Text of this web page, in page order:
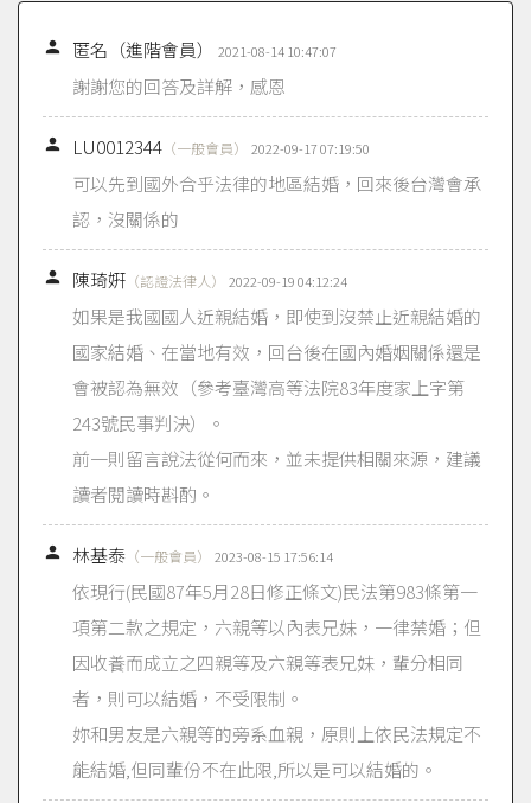
 匿名（進階會員） 2021-08-14 10:47:07
謝謝您的回答及詳解，感恩
 LU0012344 （一般會員） 2022-09-17 07:19:50
可以先到國外合乎法律的地區結婚，回來後台灣會承
認，沒關係的
 陳琦姸 （認證法律人） 2022-09-19 04:12:24
如果是我國國人近親結婚，即使到沒禁止近親結婚的
國家結婚、在當地有效，回台後在國內婚姻關係還是
會被認為無效（參考臺灣高等法院83年度家上字第
243號民事判決）。
前一則留言說法從何而來，並未提供相關來源，建議
讀者閱讀時斟酌。
 林基泰 （一般會員） 2023-08-15 17:56:14
依現行(民國87年5月28日修正條文)民法第983條第一
項第二款之規定，六親等以內表兄妹，一律禁婚；但
因收養而成立之四親等及六親等表兄妹，輩分相同
者，則可以結婚，不受限制。
妳和男友是六親等的旁系血親，原則上依民法規定不
能結婚,但同輩份不在此限,所以是可以結婚的。